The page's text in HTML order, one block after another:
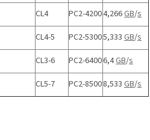
CL4 PC2-42004,266GB/s
CL4-5 PC2-53005,333 GB/s
CL3-6 PC2-64006,4GB/s
CL5-7 PC2-85008,533 GB/s